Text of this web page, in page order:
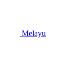
Melayu